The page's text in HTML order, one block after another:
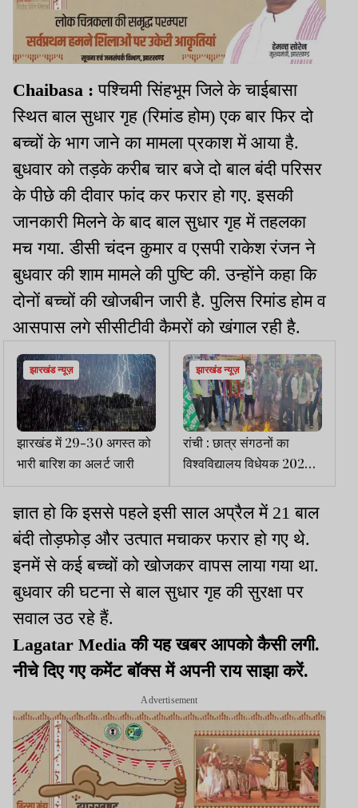
Chaibasa : पश्चिमी सिंहभूम जिले के चाईबासा
स्थित बाल सुधार गृह (रिमांड होम) एक बार फिर दो
बच्चों के भाग जाने का मामला प्रकाश में आया है.
बुधवार को तड़के करीब चार बजे दो बाल बंदी परिसर
के पीछे की दीवार फांद कर फरार हो गए. इसकी
जानकारी मिलने के बाद बाल सुधार गृह में तहलका
मच गया. डीसी चंदन कुमार व एसपी राकेश रंजन ने
बुधवार की शाम मामले की पुष्टि की. उन्होंने कहा कि
दोनों बच्चों की खोजबीन जारी है. पुलिस रिमांड होम व
आसपास लगे सीसीटीवी कैमरों को खंगाल रही है.
झारखंड न्यूज़
झारखंड में 29-30 अगस्त को
भारी बारिश का अलर्ट जारी
झारखंड न्यूज़
रांची : छात्र संगठनों का
विश्वविद्यालय विधेयक 2025
के खिलाफ विरोध प्रदर्शन
ज्ञात हो कि इससे पहले इसी साल अप्रैल में 21 बाल
बंदी तोड़फोड़ और उत्पात मचाकर फरार हो गए थे.
इनमें से कई बच्चों को खोजकर वापस लाया गया था.
बुधवार की घटना से बाल सुधार गृह की सुरक्षा पर
सवाल उठ रहे हैं.
Lagatar Media की यह खबर आपको कैसी लगी.
नीचे दिए गए कमेंट बॉक्स में अपनी राय साझा करें.
Advertisement